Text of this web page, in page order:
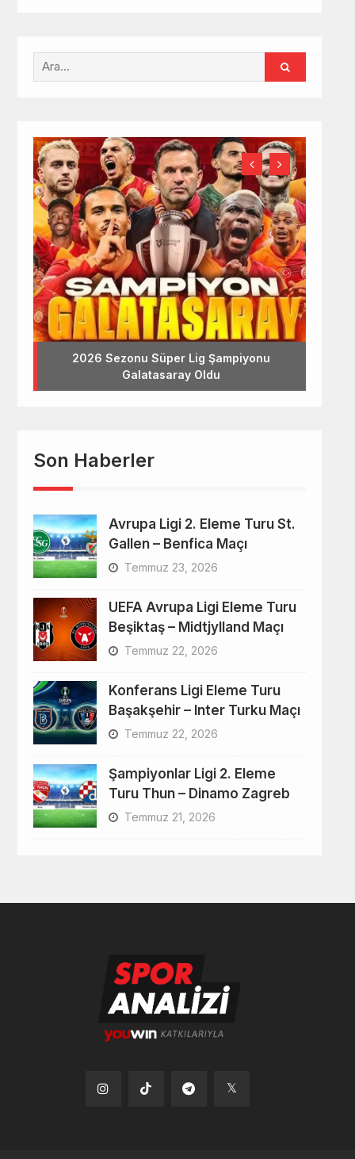
2026 Sezonu Süper Lig Şampiyonu
Galatasaray Oldu
Son Haberler
Avrupa Ligi 2. Eleme Turu St.
Gallen – Benfica Maçı
Temmuz 23, 2026
UEFA Avrupa Ligi Eleme Turu
Beşiktaş – Midtjylland Maçı
Temmuz 22, 2026
Konferans Ligi Eleme Turu
Başakşehir – Inter Turku Maçı
Temmuz 22, 2026
Şampiyonlar Ligi 2. Eleme
Turu Thun – Dinamo Zagreb
Temmuz 21, 2026
Tiktok